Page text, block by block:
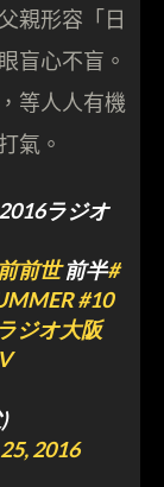
親形容「日
盲心不盲。
等人人有機
氣。
ラジオ
前世前半#
#10
ジオ大阪
2016